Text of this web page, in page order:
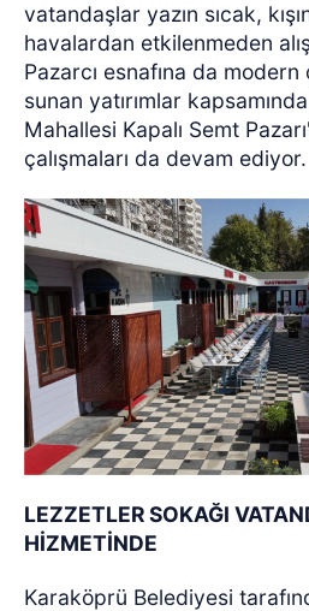
vatandaşlar yazın sıcak,
havalardan etkilenmeden
Pazarcı esnafına da modern
sunan yatırımlar
Mahallesi Kapalı Semt
çalışmaları da devam ediyor.
LEZZETLER SOKAĞI
HİZMETİNDE
Karaköprü Belediyesi